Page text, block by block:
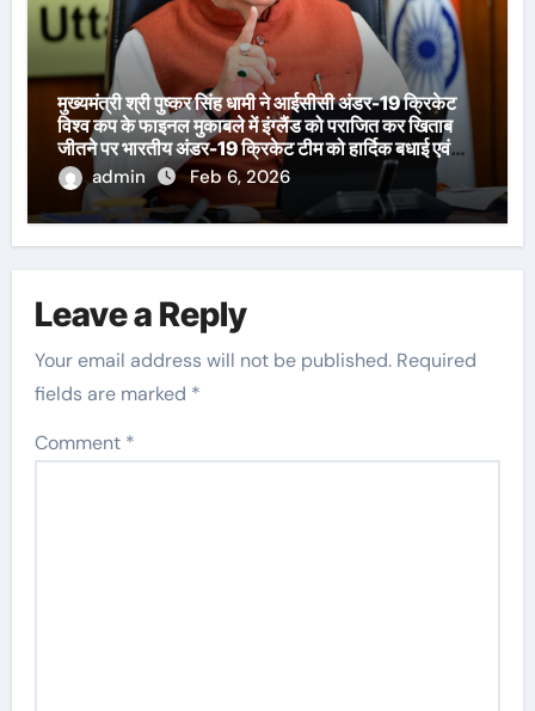
मुख्यमंत्री श्री पुष्कर सिंह धामी ने आईसीसी अंडर-19 क्रिकेट
विश्व कप के फाइनल मुकाबले में इंग्लैंड को पराजित कर खिताब
जीतने पर भारतीय अंडर-19 क्रिकेट टीम को हार्दिक बधाई एवं
शुभकामनाएँ दी हैं।
admin Feb 6, 2026
Leave a Reply
Your email address will not be published. Required
fields are marked *
Comment *